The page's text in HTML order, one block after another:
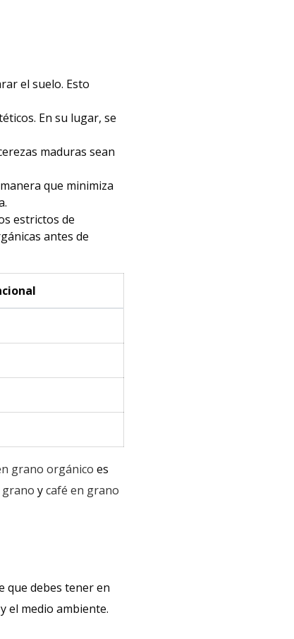
el suelo. Esto
En su lugar, se
maduras sean
que minimiza
estrictos de
antes de
grano orgánico es
grano ycafé en grano
que debes tener en
el medio ambiente.